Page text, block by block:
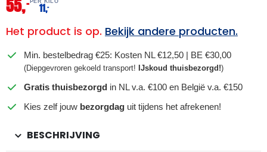
55,– PER KILO
11,–
Het product is op. Bekijk andere producten.
Min. bestelbedrag €25: Kosten NL €12,50 | BE €30,00
(Diepgevroren gekoeld transport! IJskoud thuisbezorgd!)
Gratis thuisbezorgd in NL v.a. €100 en België v.a. €150
Kies zelf jouw bezorgdag uit tijdens het afrekenen!
BESCHRIJVING